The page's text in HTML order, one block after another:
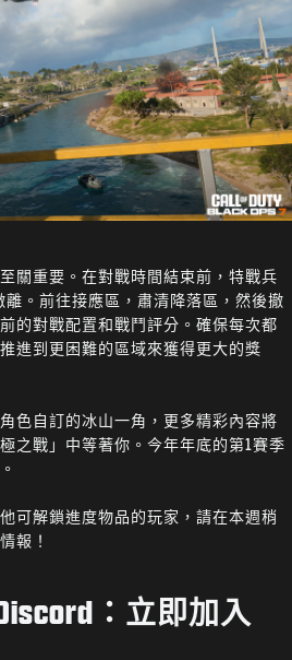
關重要。在對戰時間結束前，特戰兵
離。前往接應區，肅清降落區，然後撤
的對戰配置和戰鬥評分。確保每次都
進到更困難的區域來獲得更大的獎
色自訂的冰山一角，更多精彩內容將
之戰」中等著你。今年年底的第1賽季
可解鎖進度物品的玩家，請在本週稍
報！
：立即加入